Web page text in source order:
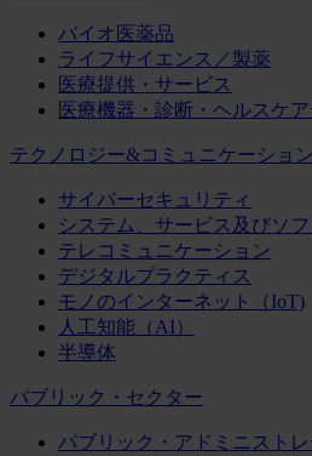
バイオ医薬品
ライフサイエンス／製薬
医療提供・サービス
医療機器・診断・ヘルスケ
テクノロジー&コミュニケーション
サイバーセキュリティ
システム、サービス及びソ
テレコミュニケーション
デジタルプラクティス
モノのインターネット（IoT)
人工知能（AI）
半導体
パブリック・セクター
パブリック・アドミニスト